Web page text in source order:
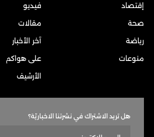
إقتصاد
صحة
رياضة
منوعات
فيديو
مقالات
آخر الأخبار
على هواكم
الأرشيف
هل تريد الاشتراك في نشرتنا الاخباريّة؟